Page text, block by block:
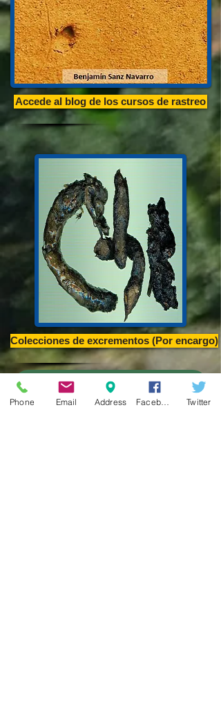
Accede al blog de los cursos de rastreo
Colecciones de excrementos (Por encargo)
CURSOS DE RASTROS Y
Phone Email Address Twitter